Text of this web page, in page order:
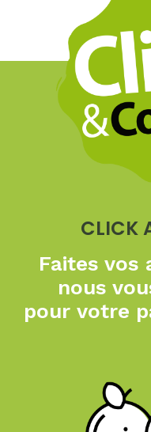
CLICK
Faites vos
nous
pourvotre